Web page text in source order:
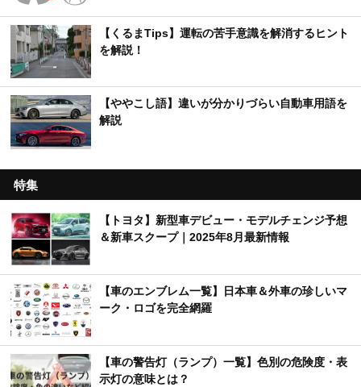
【くるまTips】運転の苦手意識を解消するヒント
を解説！
【ややこし語】違いが分かりづらい自動車用語を
解説
特集
【トヨタ】新型車デビュー・モデルチェンジ予想
＆新車スクープ｜2025年8月最新情報
【車のエンブレム一覧】日本車＆外車の珍しいマ
ーク・ロゴを完全網羅
【車の警告灯（ランプ）一覧】色別の危険度・表
示灯の意味とは？